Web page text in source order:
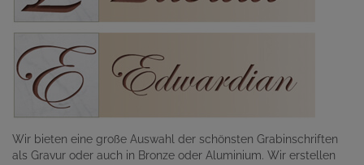
Wir bieten eine große Auswahl der schönsten Grabinschriften
als Gravur oder auch in Bronze oder Aluminium. Wir erstellen